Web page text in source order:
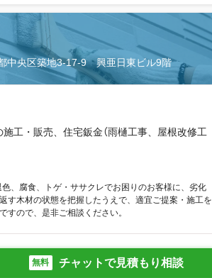
中央区築地3-17-9 興亜日東ビル9階
工・販売、住宅鈑金（雨樋工事、屋根改修工
色、腐食、トゲ・ササクレでお困りのお客様に、劣化
す木材の状態を把握したうえで、適宜ご提案・施工を
すので、是非ご相談ください。
無料 チャットで見積もり相談